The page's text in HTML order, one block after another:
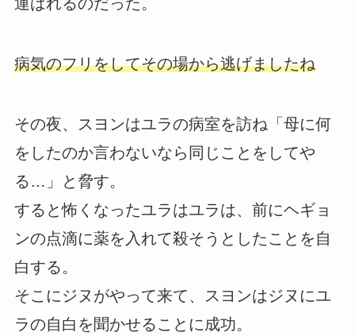
病気のフリをしてその場から逃げましたね
その夜、スヨンはユラの病室を訪ね「母に何
をしたのか言わないなら同じことをしてや
る…」と脅す。
すると怖くなったユラはユラは、前にヘギョ
ンの点滴に薬を入れて殺そうとしたことを自
白する。
そこにジヌがやって来て、スヨンはジヌにユ
ラの自白を聞かせることに成功。